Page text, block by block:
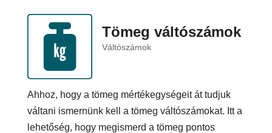
Tömeg váltószámok
Váltószámok
Ahhoz, hogy a tömeg mértékegységeit át tudjuk
váltani ismernünk kell a tömeg váltószámokat. Itt a
lehetőség, hogy megismerd a tömeg pontos